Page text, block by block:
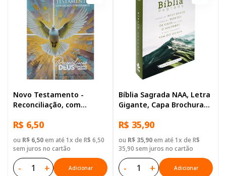
Novo Testamento -
Reconciliação, com
R$ 6,50
ou R$ 6,50em até 1x de R$ 6,50
sem juros no cartão
- + Adicionar
Bíblia Sagrada NAA, Letra
Gigante, Capa Brochura
R$ 35,90
ou R$ 35,90em até 1x de R$
35,90 sem juros no cartão
- + Adicionar